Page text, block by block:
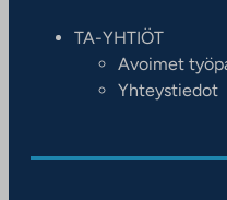
TA-YHTIÖT
Avoimet
Yhteystiedot